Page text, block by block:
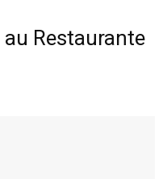
Restaurante